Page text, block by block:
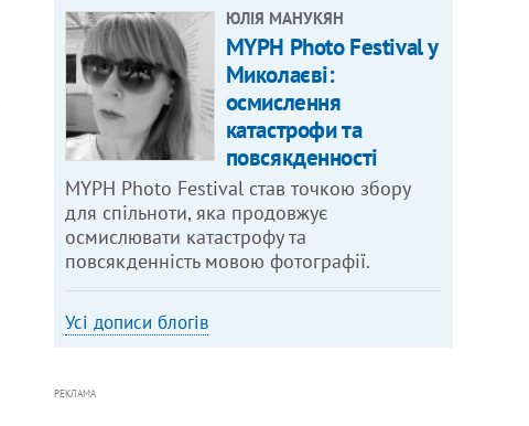
ЮЛІЯ МАНУКЯН
MYPH Photo Festival у
Миколаєві:
осмислення
катастрофи та
повсякденності
MYPH Photo Festival став точкою збору
для спільноти, яка продовжує
осмислювати катастрофу та
повсякденність мовою фотографії.
Усі дописи блогів
РЕКЛАМА